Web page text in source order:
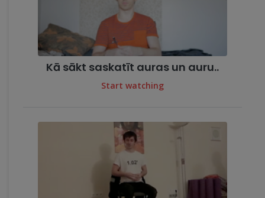
Kā sākt saskatīt auras un auru..
Start watching